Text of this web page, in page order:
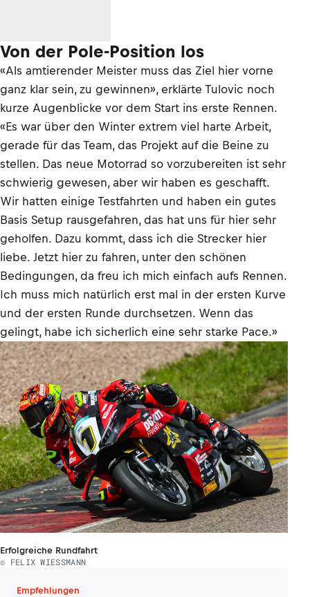
Von der Pole-Position los
«Als amtierender Meister muss das Ziel hier vorne
ganz klar sein, zu gewinnen», erklärte Tulovic noch
kurze Augenblicke vor dem Start ins erste Rennen.
«Es war über den Winter extrem viel harte Arbeit,
gerade für das Team, das Projekt auf die Beine zu
stellen. Das neue Motorrad so vorzubereiten ist sehr
schwierig gewesen, aber wir haben es geschafft.
Wir hatten einige Testfahrten und haben ein gutes
Basis Setup rausgefahren, das hat uns für hier sehr
geholfen. Dazu kommt, dass ich die Strecker hier
liebe. Jetzt hier zu fahren, unter den schönen
Bedingungen, da freu ich mich einfach aufs Rennen.
Ich muss mich natürlich erst mal in der ersten Kurve
und der ersten Runde durchsetzen. Wenn das
gelingt, habe ich sicherlich eine sehr starke Pace.»
Erfolgreiche Rundfahrt
© FELIX WIESSMANN
Empfehlungen